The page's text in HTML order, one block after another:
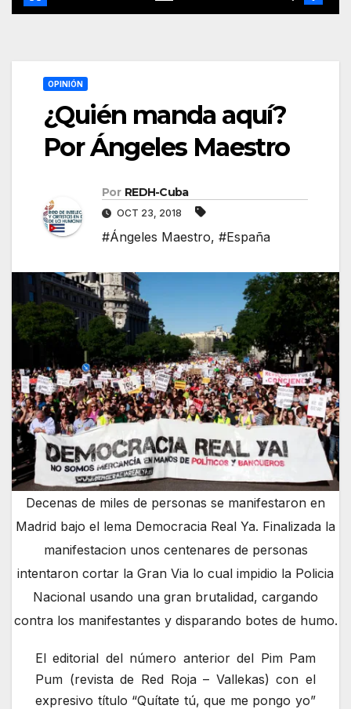
OPINIÓN
¿Quién manda aquí?
Por Ángeles Maestro
Por REDH-Cuba
OCT 23, 2018
#Ángeles Maestro, #España
Decenas de miles de personas se manifestaron en
Madrid bajo el lema Democracia Real Ya. Finalizada la
manifestacion unos centenares de personas
intentaron cortar la Gran Via lo cual impidio la Policia
Nacional usando una gran brutalidad, cargando
contra los manifestantes y disparando botes de humo.
El editorial del número anterior del Pim Pam
Pum (revista de Red Roja – Vallekas) con el
expresivo título “Quítate tú, que me pongo yo”